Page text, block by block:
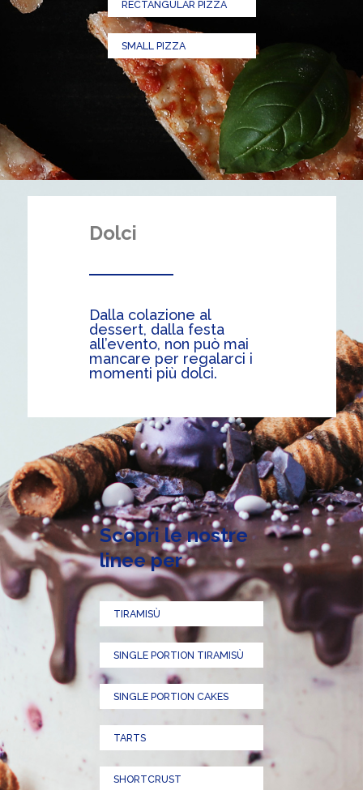
RECTANGULAR PIZZA
SMALL PIZZA
Dolci
Dalla colazione al
dessert, dalla festa
all’evento, non può mai
mancare per regalarci i
momenti più dolci.
Scopri le nostre
linee per
TIRAMISÙ
SINGLE PORTION TIRAMISÙ
SINGLE PORTION CAKES
TARTS
SHORTCRUST